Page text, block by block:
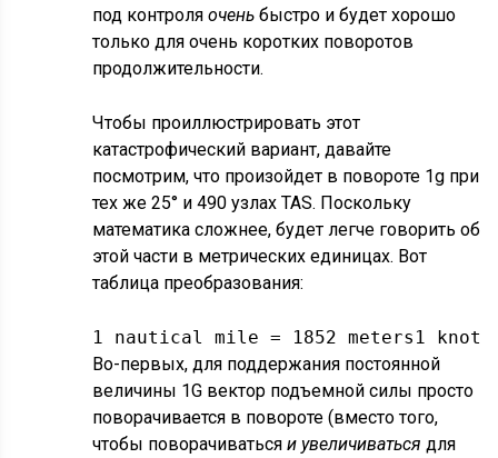
под контроляоченьбыстро и будет хорошо
только для очень коротких поворотов
продолжительности.
Чтобы проиллюстрировать этот
катастрофический вариант, давайте
посмотрим, что произойдет в повороте 1g при
тех же 25° и 490 узлах TAS. Поскольку
математика сложнее, будет легче говорить об
этой части в метрических единицах. Вот
таблица преобразования:
1 nautical mile = 1852 meters1 knot
Во-первых, для поддержания постоянной
величины 1G вектор подъемной силы просто
поворачивается в повороте (вместо того,
чтобы поворачиватьсяи увеличиваться для